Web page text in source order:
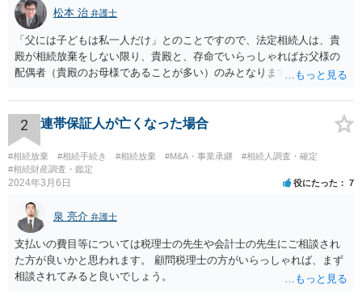
松本 治 弁護士
「父には子どもは私一人だけ」とのことですので、法定相続人は、貴
殿が相続放棄をしない限り、貴殿と、存命でいらっしゃればお父様の
配偶者（貴殿のお母様であることが多い）のみとなります。遺言がな
2 連帯保証人が亡くなった場合
#相続放棄 #相続手続き #相続放棄 #M&A・事業承継
#相続人調査・確定
#相続財産調査・鑑定
2024年3月6日 役にたった 7
泉 亮介 弁護士
支払いの費目等については税理士の先生や会計士の先生にご相談され
た方が良いかと思われます。 顧問税理士の方がいらっしゃれば、まず
相談されてみると良いでしょう。